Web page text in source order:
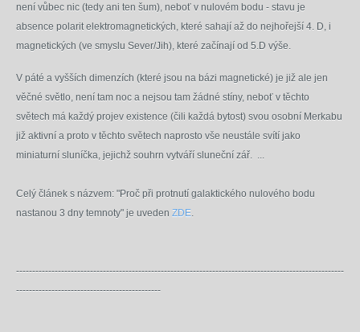
není vůbec nic (tedy ani ten šum), neboť v nulovém bodu - stavu je
absence polarit elektromagnetických, které sahají až do nejhořejší 4. D, i
magnetických (ve smyslu Sever/Jih), které začínají od 5.D výše.
V páté a vyšších dimenzích (které jsou na bázi magnetické) je již ale jen
věčné světlo, není tam noc a nejsou tam žádné stíny, neboť v těchto
světech má každý projev existence (čili každá bytost) svou osobní Merkabu
již aktivní a proto v těchto světech naprosto vše neustále svítí jako
miniaturní sluníčka, jejichž souhrn vytváří sluneční zář. ...
Celý článek s názvem: "Proč při protnutí galaktického nulového bodu
nastanou 3 dny temnoty" je uveden ZDE.
------------------------------------------------------------------------------------------------------
---------------------------------------------